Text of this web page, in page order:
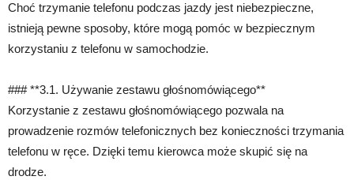
Choć trzymanie telefonu podczas jazdy jest niebezpieczne,
istnieją pewne sposoby, które mogą pomóc w bezpiecznym
korzystaniu z telefonu w samochodzie.
### **3.1. Używanie zestawu głośnomówiącego**
Korzystanie z zestawu głośnomówiącego pozwala na
prowadzenie rozmów telefonicznych bez konieczności trzymania
telefonu w ręce. Dzięki temu kierowca może skupić się na
drodze.